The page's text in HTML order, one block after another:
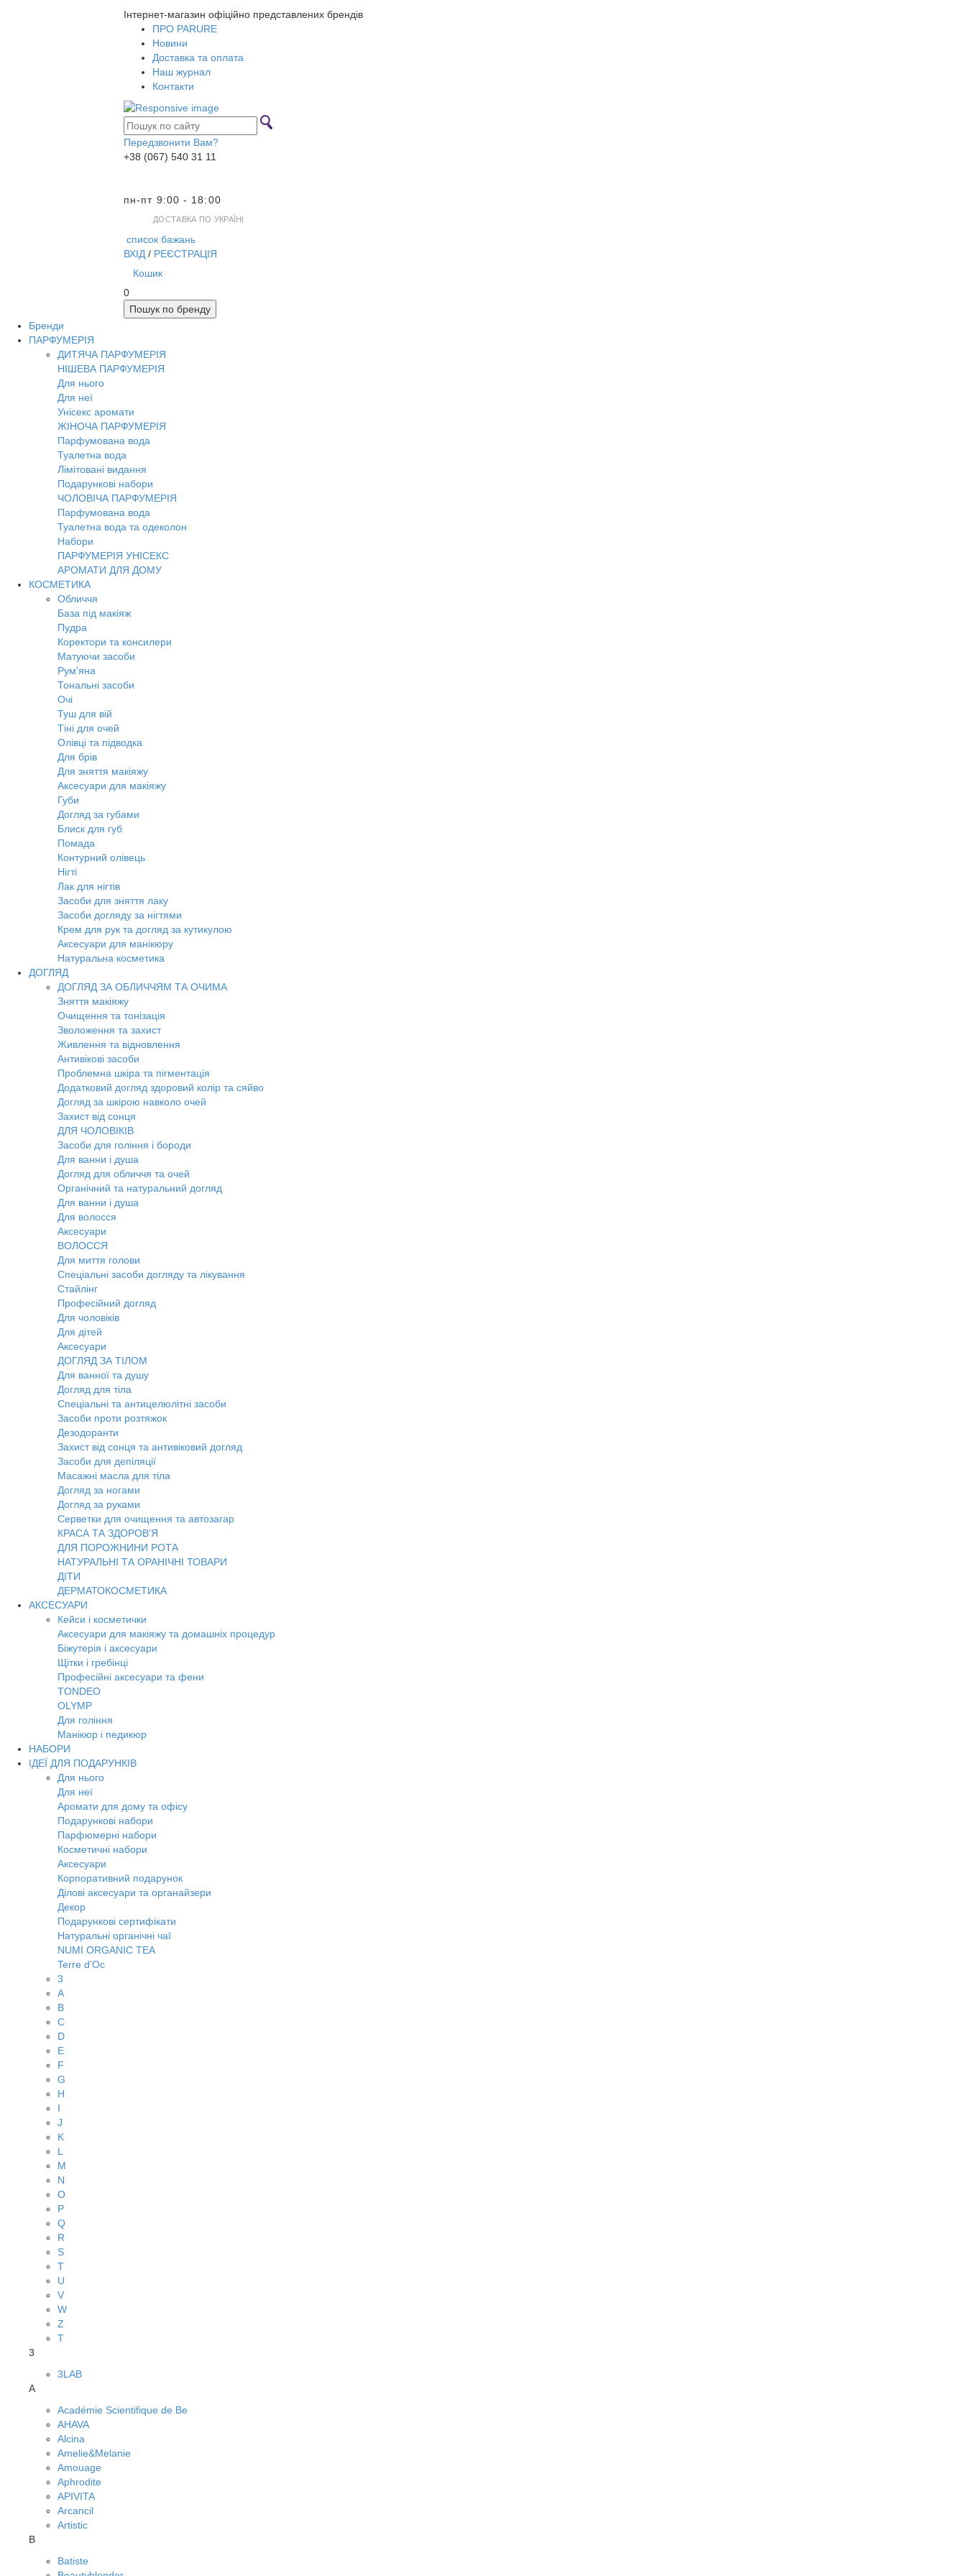
Інтернет-магазин офіційно представлених брендів
ПРО PARURE
Новини
Доставка та оплата
Наш журнал
Контакти
Передзвонити Вам?
+38 (067) 540 31 11
пн-пт 9:00 - 18:00
ДОСТАВКА ПО УКРАЇНІ
список бажань
ВХІД / РЕЄСТРАЦІЯ
Кошик
0
Пошук по бренду
Бренди
ПАРФУМЕРІЯ
ДИТЯЧА ПАРФУМЕРІЯ
НІШЕВА ПАРФУМЕРІЯ
Для нього
Для неї
Унісекс аромати
ЖІНОЧА ПАРФУМЕРІЯ
Парфумована вода
Туалетна вода
Лімітовані видання
Подарункові набори
ЧОЛОВІЧА ПАРФУМЕРІЯ
Парфумована вода
Туалетна вода та одеколон
Набори
ПАРФУМЕРІЯ УНІСЕКС
АРОМАТИ ДЛЯ ДОМУ
КОСМЕТИКА
Обличчя
База під макіяж
Пудра
Коректори та консилери
Матуючи засоби
Рум'яна
Тональні засоби
Очі
Туш для вій
Тіні для очей
Олівці та підводка
Для брів
Для зняття макіяжу
Аксесуари для макіяжу
Губи
Догляд за губами
Блиск для губ
Помада
Контурний олівець
Нігті
Лак для нігтів
Засоби для зняття лаку
Засоби догляду за нігтями
Крем для рук та догляд за кутикулою
Аксесуари для манікюру
Натуральна косметика
ДОГЛЯД
ДОГЛЯД ЗА ОБЛИЧЧЯМ ТА ОЧИМА
Зняття макіяжу
Очищення та тонізація
Зволоження та захист
Живлення та відновлення
Антивікові засоби
Проблемна шкіра та пігментація
Додатковий догляд здоровий колір та сяйво
Догляд за шкірою навколо очей
Захист від сонця
ДЛЯ ЧОЛОВІКІВ
Засоби для гоління і бороди
Для ванни і душа
Догляд для обличчя та очей
Органічний та натуральний догляд
Для ванни і душа
Для волосся
Аксесуари
ВОЛОССЯ
Для миття голови
Спеціальні засоби догляду та лікування
Стайлінг
Професійний догляд
Для чоловіків
Для дітей
Аксесуари
ДОГЛЯД ЗА ТІЛОМ
Для ванної та душу
Догляд для тіла
Спеціальні та антицелюлітні засоби
Засоби проти розтяжок
Дезодоранти
Захист від сонця та антивіковий догляд
Засоби для депіляції
Масажні масла для тіла
Догляд за ногами
Догляд за руками
Серветки для очищення та автозагар
КРАСА ТА ЗДОРОВ'Я
ДЛЯ ПОРОЖНИНИ РОТА
НАТУРАЛЬНІ ТА ОРАНІЧНІ ТОВАРИ
ДІТИ
ДЕРМАТОКОСМЕТИКА
АКСЕСУАРИ
Кейси і косметички
Аксесуари для макіяжу та домашніх процедур
Біжутерія і аксесуари
Щітки і гребінці
Професійні аксесуари та фени
TONDEO
OLYMP
Для гоління
Манікюр і педикюр
НАБОРИ
ІДЕЇ ДЛЯ ПОДАРУНКІВ
Для нього
Для неї
Аромати для дому та офісу
Подарункові набори
Парфюмерні набори
Косметичні набори
Аксесуари
Корпоративний подарунок
Ділові аксесуари та органайзери
Декор
Подарункові сертифікати
Натуральні органічні чаї
NUMI ORGANIC TEA
Terre d'Oc
3
A
B
C
D
E
F
G
H
I
J
K
L
M
N
O
P
Q
R
S
T
U
V
W
Z
Т
3
3LAB
A
Académie Scientifique de Be
AHAVA
Alcina
Amelie&Melanie
Amouage
Aphrodite
APIVITA
Arcancil
Artistic
B
Batiste